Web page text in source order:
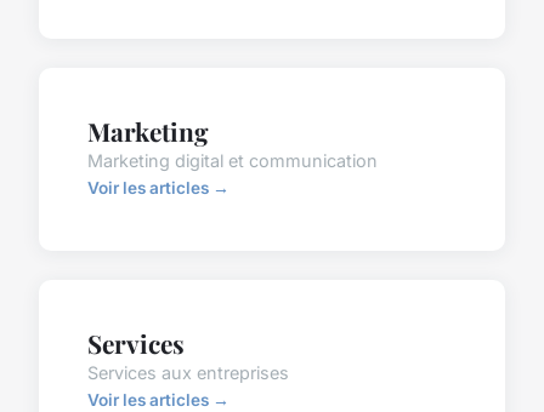
Marketing
Marketing digital et communication
Voir les articles →
Services
Services aux entreprises
Voir les articles →